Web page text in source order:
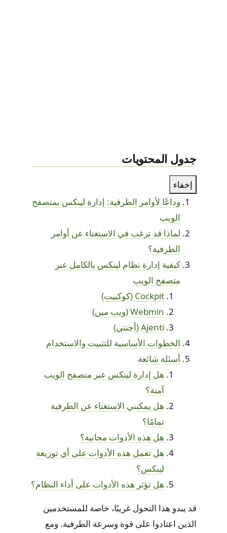
جدول المحتويات
إخفاء
وداعًا لأوامر الطرفية: إدارة لينكس بمتصفح
الويب
لماذا قد ترغب في الاستغناء عن أوامر
الطرفية؟
كيفية إدارة نظام لينكس بالكامل عبر
متصفح الويب
Cockpit (كوكبيت)
Webmin (ويب مين)
Ajenti (أجنتي)
الخطوات الأساسية للتثبيت والاستخدام
أسئلة شائعة
هل إدارة لينكس عبر متصفح الويب
آمنة؟
هل يمكنني الاستغناء عن الطرفية
تمامًا؟
هل هذه الأدوات مجانية؟
هل تعمل هذه الأدوات على أي توزيعة
لينكس؟
هل تؤثر هذه الأدوات على أداء النظام؟
قد يبدو هذا التحول غريبًا، خاصة للمستخدمين
الذين اعتادوا على قوة وسرعة الطرفية. ومع